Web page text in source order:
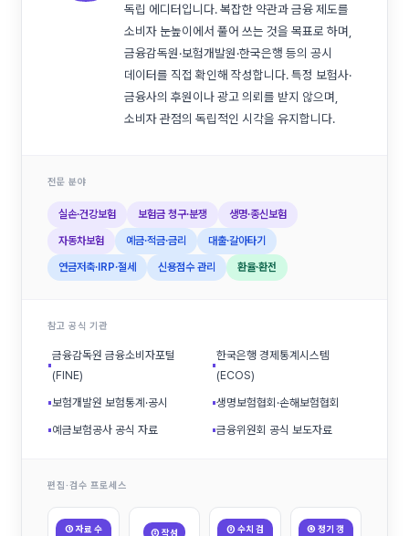
독립 에디터입니다. 복잡한 약관과 금융 제도를
소비자 눈높이에서 풀어 쓰는 것을 목표로 하며,
금융감독원·보험개발원·한국은행 등의 공시
데이터를 직접 확인해 작성합니다. 특정 보험사·
금융사의 후원이나 광고 의뢰를 받지 않으며,
소비자 관점의 독립적인 시각을 유지합니다.
전문 분야
실손·건강보험 보험금 청구·분쟁 생명·종신보험
자동차보험 예금·적금·금리 대출·갈아타기
연금저축·IRP·절세 신용점수 관리 환율·환전
참고 공식 기관
▪
금융감독원 금융소비자포털
(FINE)
▪
한국은행 경제통계시스템
(ECOS)
▪보험개발원 보험통계·공시 ▪생명보험협회·손해보험협회
▪예금보험공사 공식 자료 ▪금융위원회 공식 보도자료
편집·검수 프로세스
① 자료 수
② 작성
③ 수치 검
④ 정기 갱